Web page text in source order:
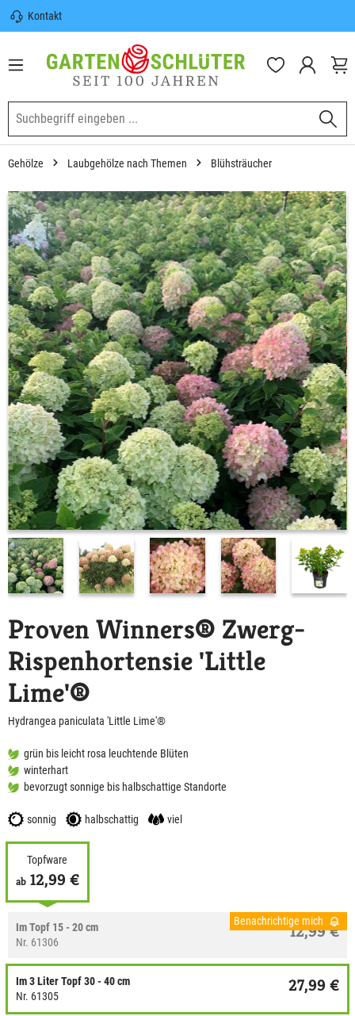
springen
Kontakt
Sicherer Versand | Versandkostenfrei
(DE) ab 100€
Garten-Schlüter Anwachsgarantie
Gehölze Laubgehölze nach Themen Blühsträucher
Proven Winners® Zwerg-
Rispenhortensie 'Little
Lime'®
Hydrangea paniculata 'Little Lime'®
grün bis leicht rosa leuchtende Blüten
winterhart
bevorzugt sonnige bis halbschattige Standorte
sonnig halbschattig viel
Topfware
ab 12,99 €
Benachrichtige mich
Im Topf 15 - 20 cm
Nr. 61306
12,99 €
Im 3 Liter Topf 30 - 40 cm
Nr. 61305
27,99 €